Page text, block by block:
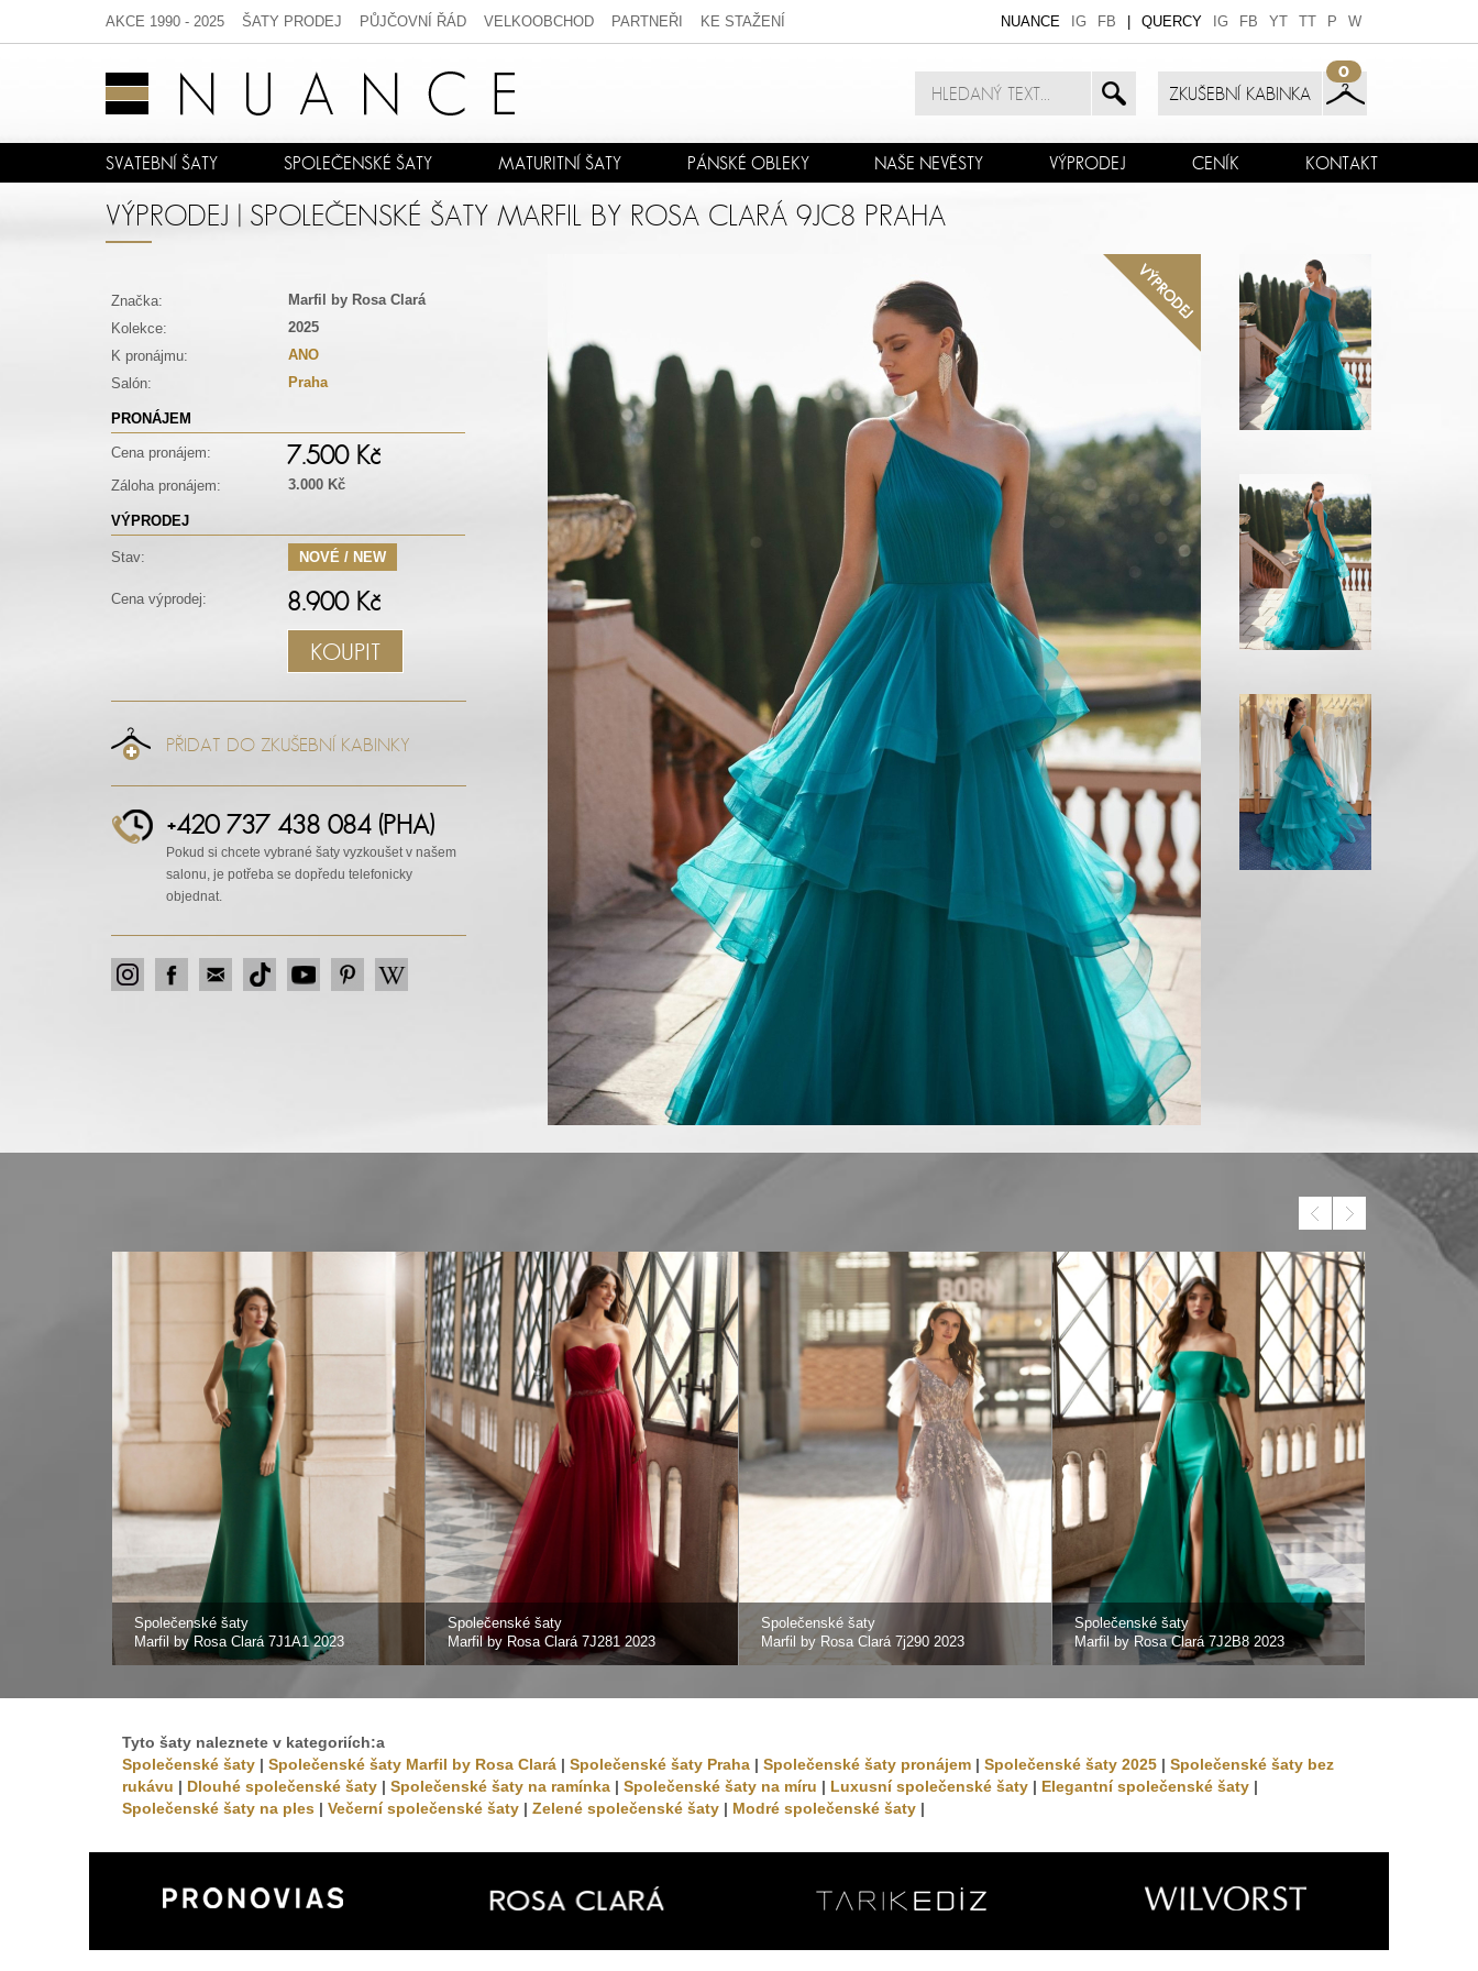
AKCE 1990 - 2025 ŠATY PRODEJ PŮJČOVNÍ ŘÁD VELKOOBCHOD PARTNEŘI KE STAŽENÍ NUANCE IG FB QUERCY IG FB YT TT P W
0
ZKUŠEBNÍ KABINKA
SVATEBNÍ ŠATY SPOLEČENSKÉ ŠATY MATURITNÍ ŠATY PÁNSKÉ OBLEKY NAŠE NEVĚSTY VÝPRODEJ CENÍK KONTAKT
VÝPRODEJ | SPOLEČENSKÉ ŠATY MARFIL BY ROSA CLARÁ 9JC8 PRAHA
Značka:
Marfil by Rosa Clará
Kolekce:
2025
K pronájmu:
ANO
Salón:
Praha
PRONÁJEM
Cena pronájem: 7.500 Kč
Záloha pronájem: 3.000 Kč
VÝPRODEJ
Stav: NOVÉ / NEW
Cena výprodej: 8.900 Kč
KOUPIT
PŘIDAT DO ZKUŠEBNÍ KABINKY
+420 737 438 084 (PHA)
Pokud si chcete vybrané šaty vyzkoušet v našem
salonu, je potřeba se dopředu telefonicky
objednat.
Společenské šaty
Marfil by Rosa Clará 7J1A1 2023
Společenské šaty
Marfil by Rosa Clará 7J281 2023
Společenské šaty
Marfil by Rosa Clará 7j290 2023
Společenské šaty
Marfil by Rosa Clará 7J2B8 2023
Tyto šaty naleznete v kategoriích:a
Společenské šaty | Společenské šaty Marfil by Rosa Clará | Společenské šaty Praha | Společenské šaty pronájem | Společenské šaty 2025 | Společenské šaty bez
rukávu | Dlouhé společenské šaty | Společenské šaty na ramínka | Společenské šaty na míru | Luxusní společenské šaty | Elegantní společenské šaty |
Společenské šaty na ples | Večerní společenské šaty | Zelené společenské šaty | Modré společenské šaty |